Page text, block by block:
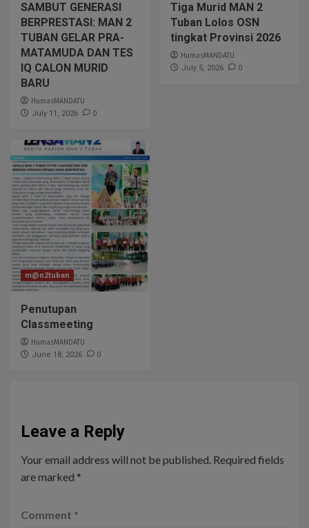
SAMBUT GENERASI
BERPRESTASI: MAN 2
TUBAN GELAR PRA-
MATAMUDA DAN TES
IQ CALON MURID
BARU
HumasMANDATU
July 11, 2026 0
Tiga Murid MAN 2
Tuban Lolos OSN
tingkat Provinsi 2026
HumasMANDATU
July 5, 2026 0
m@n2tuban
Penutupan
Classmeeting
HumasMANDATU
June 18, 2026 0
Leave a Reply
Your email address will not be published. Required fields
are marked *
Comment *